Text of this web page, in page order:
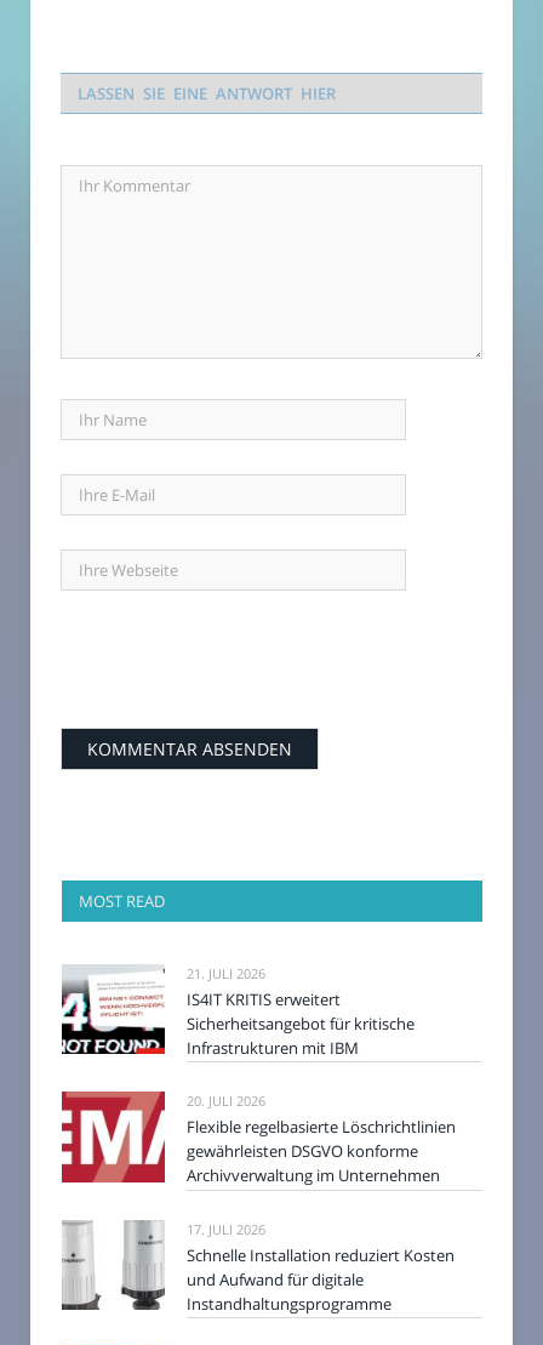
LASSEN SIE EINE ANTWORT HIER
MOST READ
21. JULI 2026
IS4IT KRITIS erweitert
Sicherheitsangebot für kritische
Infrastrukturen mit IBM
20. JULI 2026
Flexible regelbasierte Löschrichtlinien
gewährleisten DSGVO konforme
Archivverwaltung im Unternehmen
17. JULI 2026
Schnelle Installation reduziert Kosten
und Aufwand für digitale
Instandhaltungsprogramme